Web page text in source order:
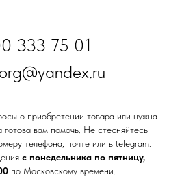
333 75 01
о приобретении товара или нужна
вам помочь. Не стесняйтесь
телефона, почте или в telegram.
с понедельника по пятницу,
по Московскому времени.